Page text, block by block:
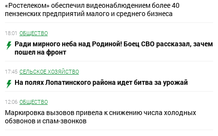
«Ростелеком» обеспечил видеонаблюдением более 40
пензенских предприятий малого и среднего бизнеса
18:01 ОБЩЕСТВО
Ради мирного неба над Родиной! Боец СВО рассказал, зачем
пошел на фронт
17:45 СЕЛЬСКОЕ ХОЗЯЙСТВО
На полях Лопатинского района идет битва за урожай
12:06 ОБЩЕСТВО
Маркировка вызовов привела к снижению числа холодных
обзвонов и спам-звонков